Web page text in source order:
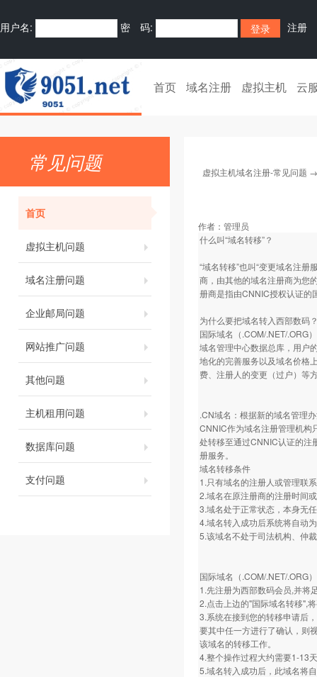
用户名: 密 码: 注册
首页 域名注册 虚拟主机 云
常见问题
首页
虚拟主机问题
域名注册问题
企业邮局问题
网站推广问题
其他问题
主机租用问题
数据库问题
支付问题
虚拟主机域名注册-常见问题
作者： 管理员
什么叫“域名转移”？
“域名转移”也叫“变更域名注册
商，由其他的域名注册商为您
册商是指由CNNIC授权认证的
为什么要把域名转入西部数码
国际域名（.COM/.NET/.ORG
域名管理中心数据总库，用户
地化的完善服务以及域名价格
费、注册人的变更（过户）等
.CN域名：根据新的域名管理
CNNIC作为域名注册管理机构
处转移至通过CNNIC认证的注
册服务。
域名转移条件
1.只有域名的注册人或管理联
2.域名在原注册商的注册时间
3.域名处于正常状态，本身无
4.域名转入成功后系统将自动
5.该域名不处于司法机构、仲
国际域名（.COM/.NET/.ORG
1.先注册为西部数码会员,并将
2.点击上边的"国际域名转移",
3.系统在接到您的转移申请后
要其中任一方进行了确认，则
该域名的转移工作。
4.整个操作过程大约需要1-13
5.域名转入成功后，此域名将